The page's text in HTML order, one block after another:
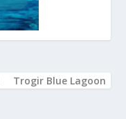
Trogir Blue Lagoon